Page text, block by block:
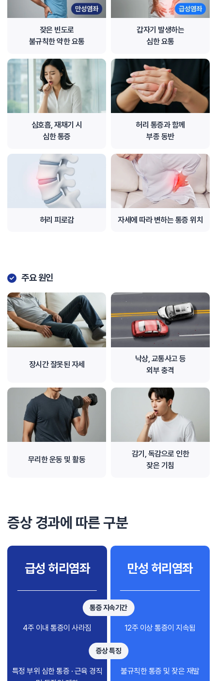
잦은 빈도로
불규칙한 약한 요통
갑자기 발생하는
심한 요통
심호흡, 재채기 시
심한 통증
허리 통증과 함께
부종 동반
허리 피로감 자세에 따라 변하는 통증 위치
주요 원인
장시간 잘못된 자세
낙상, 교통사고 등
외부 충격
무리한 운동 및 활동
감기, 독감으로 인한
잦은 기침
증상 경과에 따른 구분
급성 허리염좌 만성 허리염좌
4주 이내 통증이 사라짐
통증 지속기간
12주 이상 통증이 지속됨
특정 부위 심한 통증 · 근육 경직
증상 특징
불규칙한 통증 및 잦은 재발